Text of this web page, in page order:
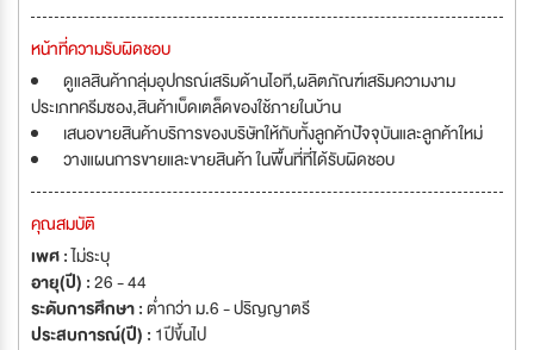
หน้าที่ความรับผิดชอบ
ดูแลสินค้ากลุ่มอุปกรณ์เสริมด้านไอที,ผลิตภัณฑ์เสริมความงาม
ประเภทครีมซอง,สินค้าเบ็ดเตล็ดของใช้ภายในบ้าน
เสนอขายสินค้าบริการของบริษัทให้กับทั้งลูกค้าปัจจุบันและลูกค้าใหม่
วางแผนการขายและขายสินค้า ในพื้นที่ที่ได้รับผิดชอบ
คุณสมบัติ
เพศ :ไม่ระบุ
อายุ(ปี) :26 - 44
ระดับการศึกษา :ต่ำกว่า ม.6 - ปริญญาตรี
ประสบการณ์(ปี) : 1ปีขึ้นไป